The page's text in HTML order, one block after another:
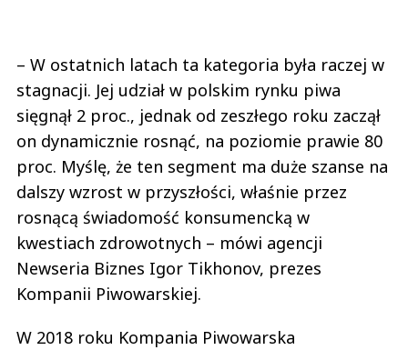
– W ostatnich latach ta kategoria była raczej w
stagnacji. Jej udział w polskim rynku piwa
sięgnął 2 proc., jednak od zeszłego roku zaczął
on dynamicznie rosnąć, na poziomie prawie 80
proc. Myślę, że ten segment ma duże szanse na
dalszy wzrost w przyszłości, właśnie przez
rosnącą świadomość konsumencką w
kwestiach zdrowotnych – mówi agencji
Newseria Biznes Igor Tikhonov, prezes
Kompanii Piwowarskiej.
W 2018 roku Kompania Piwowarska